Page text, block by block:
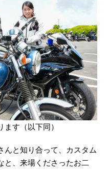
す（以下同）
んと知り合って、カスタム
と、来場くださったお二